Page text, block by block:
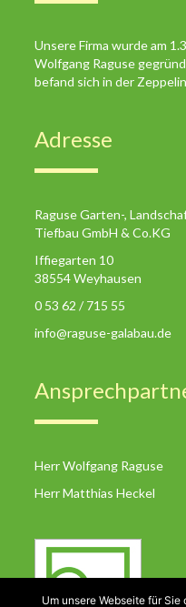
Unsere Firma wurde am
Wolfgang Raguse
befand sich in der
Adresse
Raguse Garten-,
Tiefbau GmbH & Co.KG
Iffiegarten 10
38554 Weyhausen
0 53 62 / 715 55
info@raguse-galabau.de
Herr Wolfgang Raguse
Herr Matthias Heckel
Um unsere Webseite für